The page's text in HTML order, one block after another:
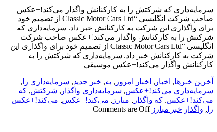
سرمایه‌داری که شرکتش را به کارکنانش واگذار می‌کند!+عکس
صاحب شرکت انگلیسی “Classic Motor Cars Ltd از تصمیم خود
برای واگذاری این شرکت به کارکنانش خبر داد. سرمایه‌داری که
شرکتش را به کارکنانش واگذار می‌کند!+عکس صاحب شرکت
انگلیسی “Classic Motor Cars Ltd از تصمیم خود برای واگذاری این
شرکت به کارکنانش خبر داد. سرمایه‌داری که شرکتش را به
کارکنانش واگذار می‌کند!+عکس موسیقی
آخرین خبرها, اخبار , اخبار امروز , به, خبر جدید, سرمایه‌داری را ,
سرمایه‌داری می‌کند!+عکس, سرمایه‌داری واگذار , شرکتش, که
می‌کند!+عکس, که واگذار , مبارز , می‌کند!+عکس, می‌کند!+عکس
را , واگذار خبر مبارز Comments are Off